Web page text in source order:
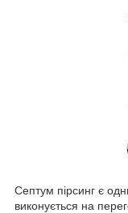
Септум пірсинг є
виконується на